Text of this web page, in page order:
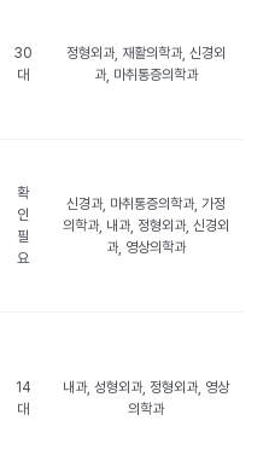
30
대
정형외과, 재활의학과, 신경외
과, 마취통증의학과
확
인
필
요
신경과, 마취통증의학과, 가정
의학과, 내과, 정형외과, 신경외
과, 영상의학과
14
대
내과, 성형외과, 정형외과, 영상
의학과